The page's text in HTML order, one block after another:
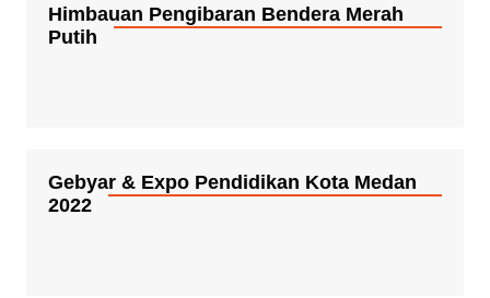
Himbauan Pengibaran Bendera Merah
Putih
Gebyar & Expo Pendidikan Kota Medan
2022